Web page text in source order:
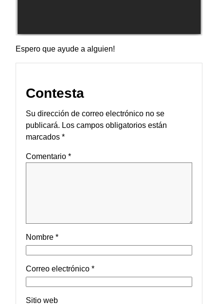
Espero que ayude a alguien!
Contesta
Su dirección de correo electrónico no se
publicará. Los campos obligatorios están
marcados *
Comentario *
Nombre *
Correo electrónico *
Sitio web